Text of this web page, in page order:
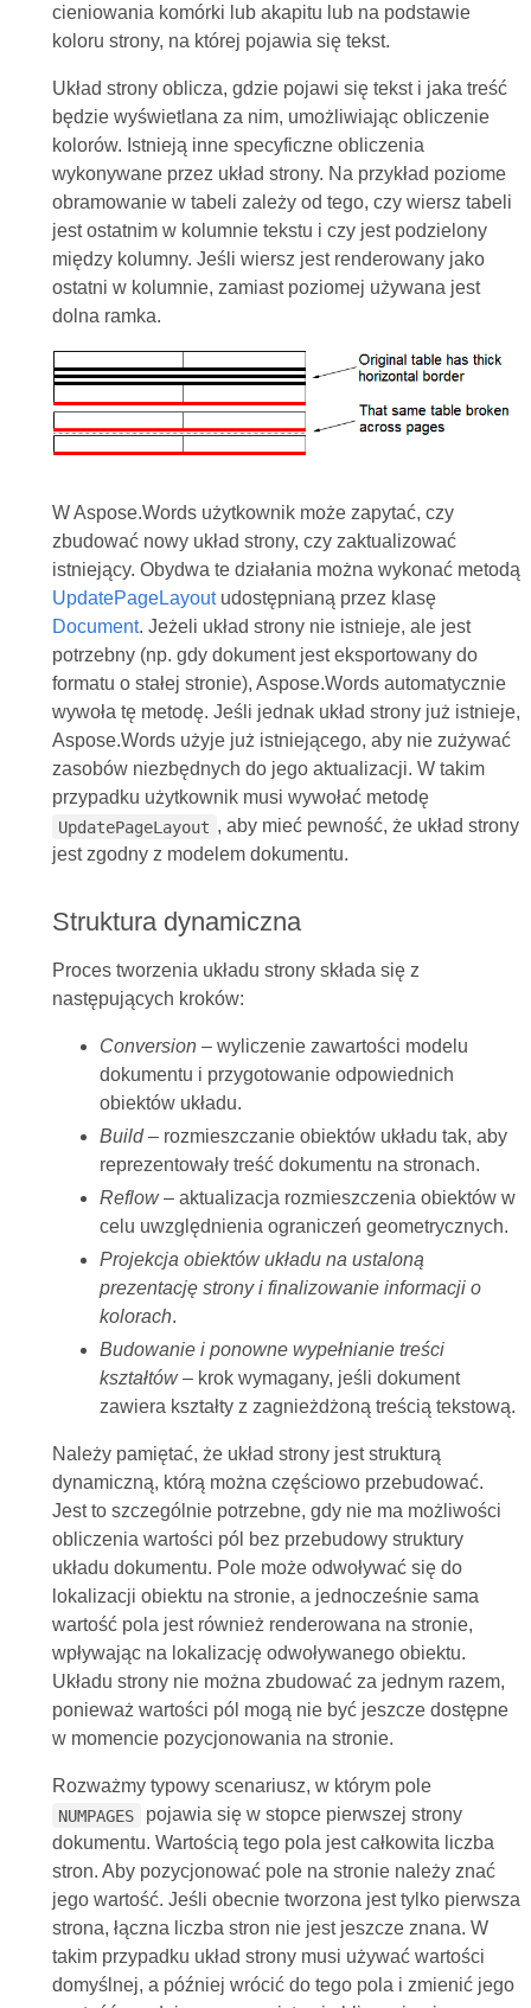
cieniowania komórki lub akapitu lub na podstawie
koloru strony, na której pojawia się tekst.
Układ strony oblicza, gdzie pojawi się tekst i jaka treść
będzie wyświetlana za nim, umożliwiając obliczenie
kolorów. Istnieją inne specyficzne obliczenia
wykonywane przez układ strony. Na przykład poziome
obramowanie w tabeli zależy od tego, czy wiersz tabeli
jest ostatnim w kolumnie tekstu i czy jest podzielony
między kolumny. Jeśli wiersz jest renderowany jako
ostatni w kolumnie, zamiast poziomej używana jest
dolna ramka.
W Aspose.Words użytkownik może zapytać, czy
zbudować nowy układ strony, czy zaktualizować
istniejący. Obydwa te działania można wykonać metodą
UpdatePageLayoutudostępnianą przez klasę
Document. Jeżeli układ strony nie istnieje, ale jest
potrzebny (np. gdy dokument jest eksportowany do
formatu o stałej stronie), Aspose.Words automatycznie
wywoła tę metodę. Jeśli jednak układ strony już istnieje,
Aspose.Words użyje już istniejącego, aby nie zużywać
zasobów niezbędnych do jego aktualizacji. W takim
przypadku użytkownik musi wywołać metodę
UpdatePageLayout , aby mieć pewność, że układ strony
jest zgodny z modelem dokumentu.
Struktura dynamiczna
Proces tworzenia układu strony składa się z
następujących kroków:
Conversion– wyliczenie zawartości modelu
dokumentu i przygotowanie odpowiednich
obiektów układu.
Build– rozmieszczanie obiektów układu tak, aby
reprezentowały treść dokumentu na stronach.
Reflow– aktualizacja rozmieszczenia obiektów w
celu uwzględnienia ograniczeń geometrycznych.
Projekcja obiektów układu na ustaloną
prezentację strony i finalizowanie informacji o
kolorach.
Budowanie i ponowne wypełnianie treści
kształtów– krok wymagany, jeśli dokument
zawiera kształty z zagnieżdżoną treścią tekstową.
Należy pamiętać, że układ strony jest strukturą
dynamiczną, którą można częściowo przebudować.
Jest to szczególnie potrzebne, gdy nie ma możliwości
obliczenia wartości pól bez przebudowy struktury
układu dokumentu. Pole może odwoływać się do
lokalizacji obiektu na stronie, a jednocześnie sama
wartość pola jest również renderowana na stronie,
wpływając na lokalizację odwoływanego obiektu.
Układu strony nie można zbudować za jednym razem,
ponieważ wartości pól mogą nie być jeszcze dostępne
w momencie pozycjonowania na stronie.
Rozważmy typowy scenariusz, w którym pole
NUMPAGES
pojawia się w stopce pierwszej strony
dokumentu. Wartością tego pola jest całkowita liczba
stron. Aby pozycjonować pole na stronie należy znać
jego wartość. Jeśli obecnie tworzona jest tylko pierwsza
strona, łączna liczba stron nie jest jeszcze znana. W
takim przypadku układ strony musi używać wartości
domyślnej, a później wrócić do tego pola i zmienić jego